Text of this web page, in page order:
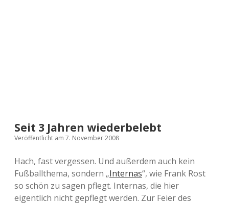
Seit 3 Jahren wiederbelebt
Veröffentlicht am 7. November 2008
Hach, fast vergessen. Und außerdem auch kein
Fußballthema, sondern „Internas“, wie Frank Rost
so schön zu sagen pflegt. Internas, die hier
eigentlich nicht gepflegt werden. Zur Feier des